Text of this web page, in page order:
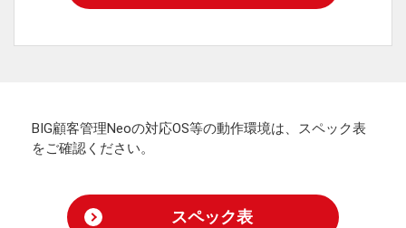
BIG顧客管理Neoの対応OS等の動作環境は、スペック表
をご確認ください。
スペック表